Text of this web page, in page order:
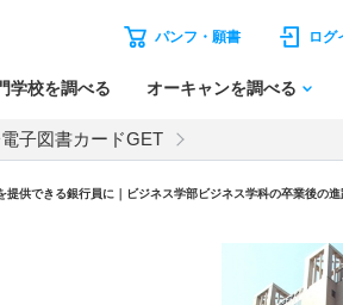
パンフ・願書 ログ
学校を調べる オーキャンを調べる
子図書カードGET
提供できる銀行員に｜ビジネス学部ビジネス学科の卒業後の進